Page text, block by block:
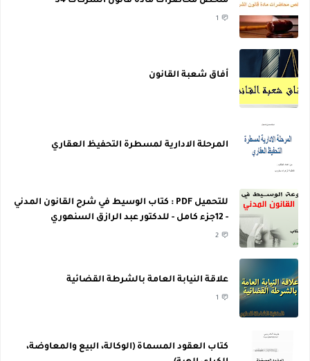
1
أفاق شعبة القانون
المرحلة الادارية لمسطرة التحفيظ العقاري
للتحميل PDF : كتاب الوسيط في شرح القانون المدني
- 12جزء كامل - للدكتور عبد الرازق السنهوري
2
علاقة النيابة العامة بالشرطة القضائية
1
كتاب العقود المسماة (الوكالة، البيع والمعاوضة،